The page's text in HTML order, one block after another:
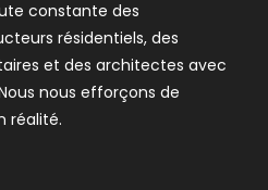
constante des
résidentiels, des
et des architectes avec
nous efforçons de
réalité.